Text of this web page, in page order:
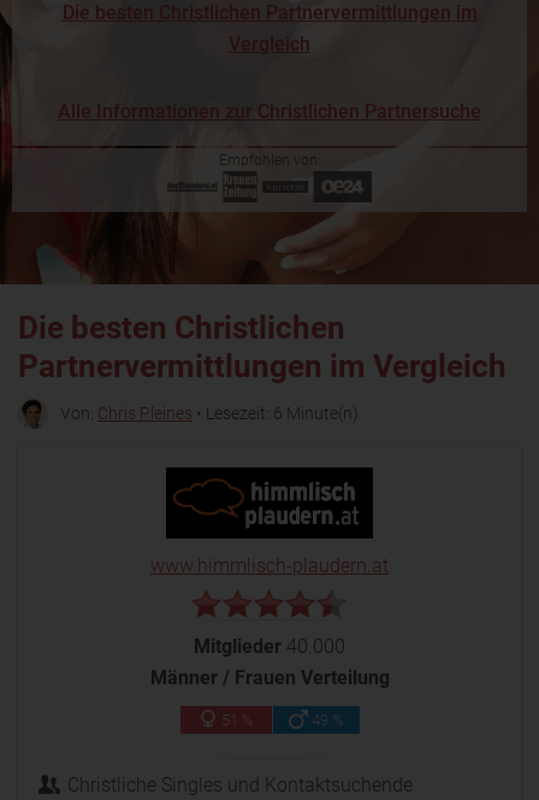
Die besten Christlichen Partnervermittlungen im
Vergleich
Alle Informationen zur Christlichen Partnersuche
Empfohlen von:
Die besten Christlichen
Partnervermittlungen im Vergleich
Von: Chris Pleines • Lesezeit: 6 Minute(n)
www.himmlisch-plaudern.at
Mitglieder 40.000
Männer / Frauen Verteilung
51 % 49 %
Christliche Singles und Kontaktsuchende